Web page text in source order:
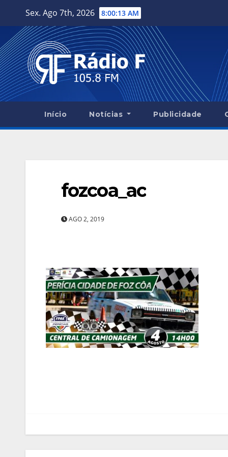
content
Sex. Ago 7th, 2026 8:00:14 AM
Início Notícias Publicidade
fozcoa_ac
AGO 2, 2019